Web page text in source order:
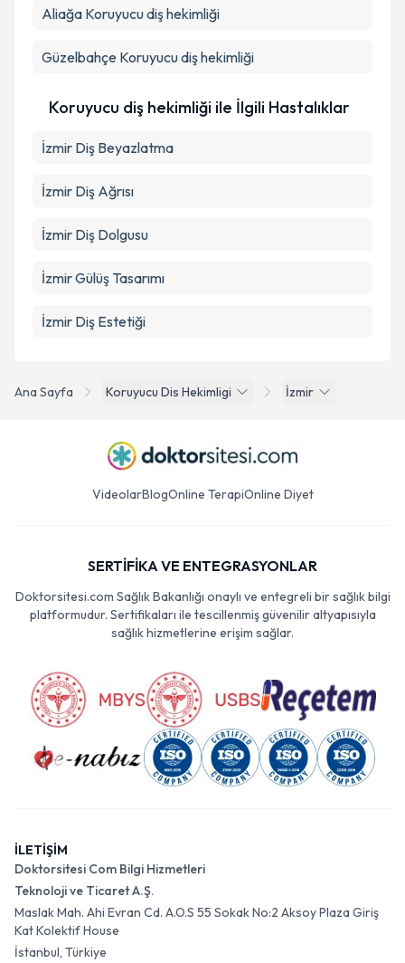
Ana Sayfa Koruyucu Dis Hekimligi İzmir
Aliağa Koruyucu diş hekimliği
Güzelbahçe Koruyucu diş hekimliği
Koruyucu diş hekimliği ile İlgili Hastalıklar
İzmir Diş Beyazlatma
İzmir Diş Ağrısı
İzmir Diş Dolgusu
İzmir Gülüş Tasarımı
İzmir Diş Estetiği
VideolarBlogOnline TerapiOnline Diyet
SERTİFİKA VE ENTEGRASYONLAR
Doktorsitesi.com Sağlık Bakanlığı onaylı ve entegreli bir sağlık bilgi
platformudur. Sertifikaları ile tescillenmiş güvenilir altyapısıyla
sağlık hizmetlerine erişim sağlar.
İLETİŞİM
Doktorsitesi Com Bilgi Hizmetleri
Teknoloji ve Ticaret A.Ş.
Maslak Mah. Ahi Evran Cd. A.O.S 55 Sokak No:2 Aksoy Plaza Giriş
Kat Kolektif House
İstanbul, Türkiye